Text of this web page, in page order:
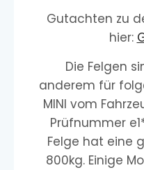
Gutachten zu
hier:
Die Felgen
anderem für
MINI vom
Prüfnummer
Felge hat eine
800kg. Einige